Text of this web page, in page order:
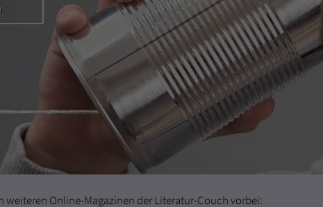
weiteren Online-Magazinen der Literatur-Couch vorbei: